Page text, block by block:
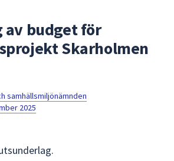
sökfältet
kommer
sökförslag
under
av budget för
Skarholmen
samhällsmiljönämnden
2025